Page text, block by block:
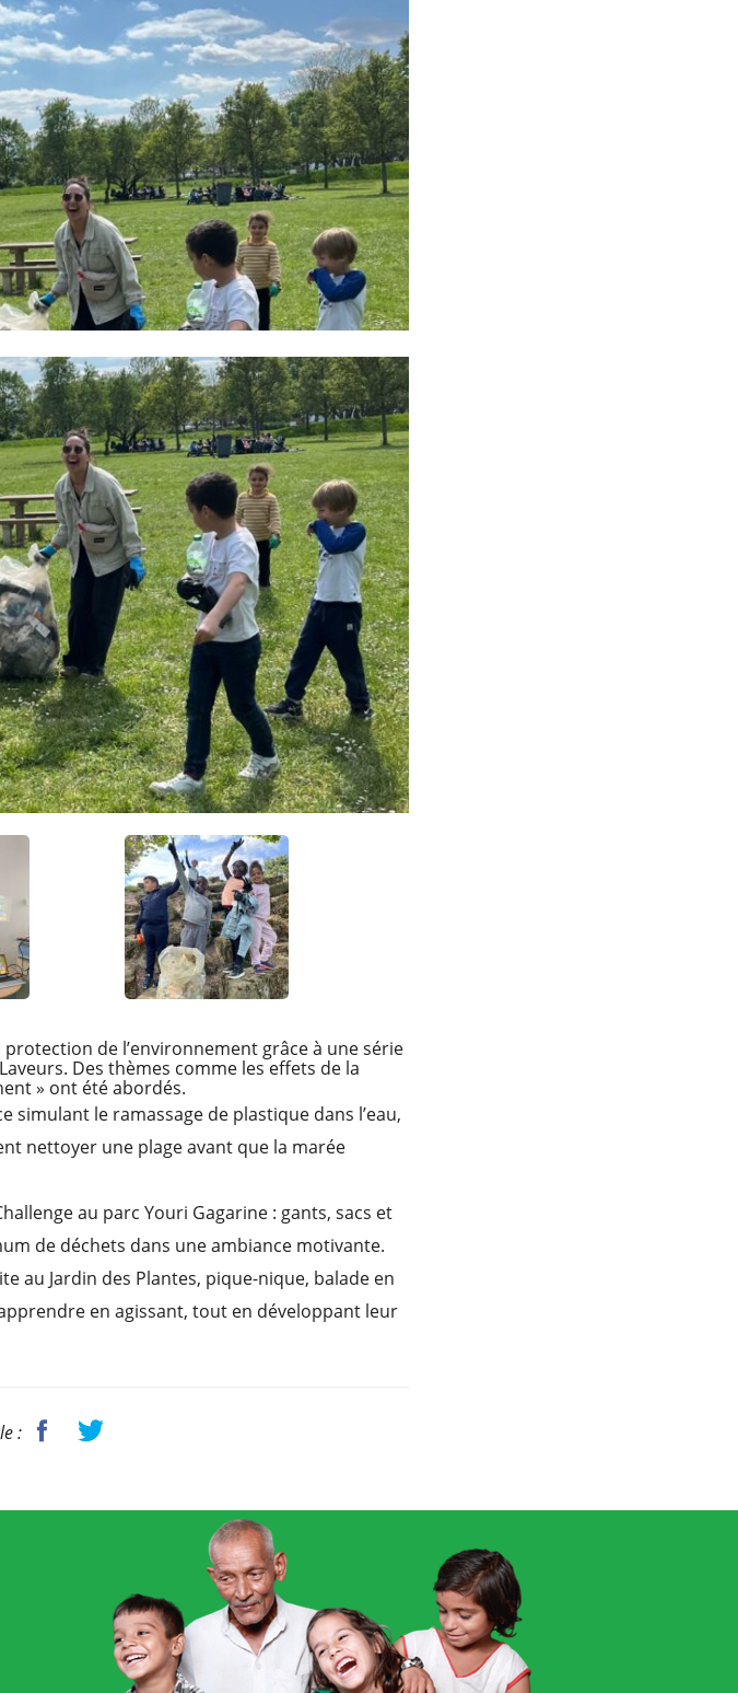
de l’environnement grâce à une série
Des thèmes comme les effets de la
» ont été abordés.
le ramassage de plastique dans l’eau,
nettoyer une plage avant que la marée
au parc Youri Gagarine : gants, sacs et
de déchets dans une ambiance motivante.
au Jardin des Plantes, pique-nique, balade en
en agissant, tout en développant leur
: